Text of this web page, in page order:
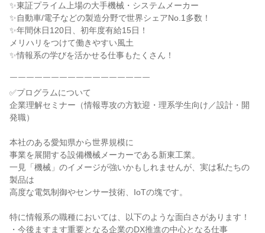
✨東証プライム上場の大手機械・システムメーカー
✨自動車/電子などの製造分野で世界シェアNo.1多数！
✨年間休日120日、初年度有給15日！
メリハリをつけて働きやすい風土
✨情報系の学びを活かせる仕事もたくさん！
￣￣￣￣￣￣￣￣￣￣￣￣￣￣￣￣￣
✅プログラムについて
企業理解セミナー（情報専攻の方歓迎・理系学生向け／設計・開
発職）
本社のある愛知県から世界規模に
事業を展開する設備機械メーカーである新東工業。
一見「機械」のイメージが強いかもしれませんが、実は私たちの
製品は
高度な電気制御やセンサー技術、IoTの塊です。
特に情報系の職種においては、以下のような面白さがあります！
・今後ますます重要となる企業のDX推進の中心となる仕事